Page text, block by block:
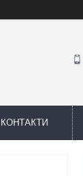
КОНТАКТИ